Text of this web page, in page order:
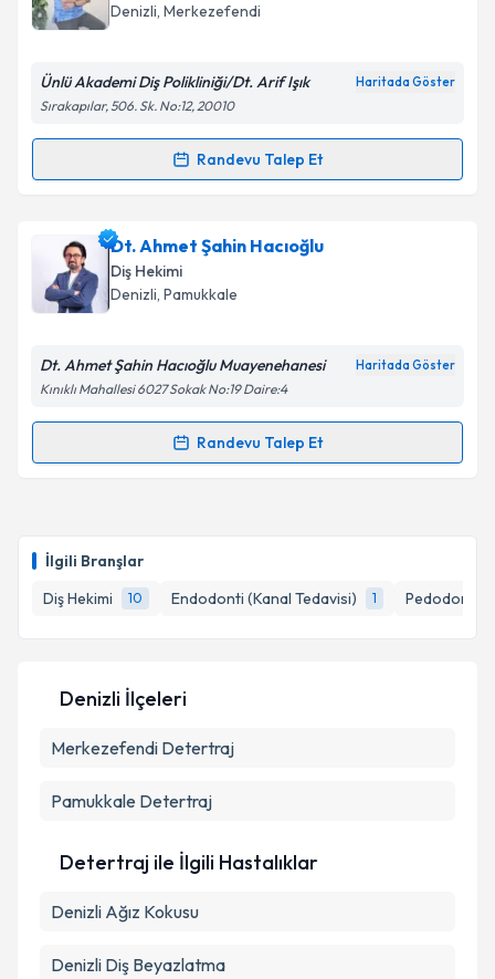
İlgili Branşlar
Diş Hekimi
10 Endodonti (Kanal Tedavisi) 1 Pedodonti
Denizli, Merkezefendi
Ünlü Akademi Diş Polikliniği/Dt. Arif Işık Haritada Göster
Sırakapılar, 506. Sk. No:12, 20010
Randevu Talep Et
Randevu Takvimi Talebi
Dt. Arif Işıkiçin randevu takvimi talebi oluşturun. Size
bu uzmandan randevu almanız için bir takvim
hazırlandığında e-posta ile bilgilendireceğiz.
Kişisel verilerimin işlenmesine ilişkin
Metni'ni okudum ve kişisel verilerimin belirtilen
Dt. Ahmet Şahin Hacıoğlu
Diş Hekimi
Denizli, Pamukkale
Dt. Ahmet Şahin Hacıoğlu Muayenehanesi Haritada Göster
Kınıklı Mahallesi 6027 Sokak No:19 Daire:4
Randevu Talep Et
Randevu Takvimi Talebi
takvim hazırlandığında e-posta ile bilgilendireceğiz.
E-posta Adresiniz
Metni'ni okudum ve kişisel verilerimin belirtilen
Denizli İlçeleri
Merkezefendi Detertraj
Pamukkale Detertraj
Detertraj ile İlgili Hastalıklar
Denizli Ağız Kokusu
Denizli Diş Beyazlatma